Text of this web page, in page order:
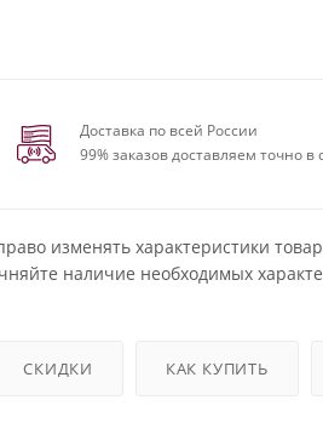
Доставка по всей России
99% заказов доставляем точно в
изменять характеристики
наличие необходимых
СКИДКИ КАК КУПИТЬ